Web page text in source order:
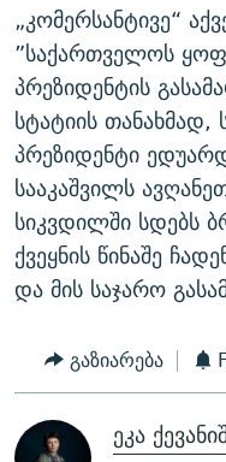
„კომერსანტივე“
”საქართველოს
პრეზიდენტის
სტატიის
პრეზიდენტი
სააკაშვილს
სიკვდილში სდებს
ქვეყნის წინაშე
და მის საჯარო
გაზიარება
ეკა